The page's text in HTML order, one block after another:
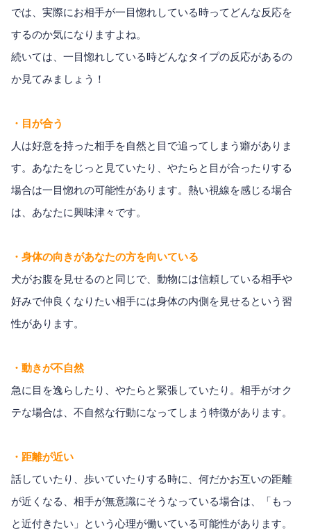
では、実際にお相手が一目惚れしている時ってどんな反応を
するのか気になりますよね。
続いては、一目惚れしている時どんなタイプの反応があるの
か見てみましょう！
・目が合う
人は好意を持った相手を自然と目で追ってしまう癖がありま
す。あなたをじっと見ていたり、やたらと目が合ったりする
場合は一目惚れの可能性があります。熱い視線を感じる場合
は、あなたに興味津々です。
・身体の向きがあなたの方を向いている
犬がお腹を見せるのと同じで、動物には信頼している相手や
好みで仲良くなりたい相手には身体の内側を見せるという習
性があります。
・動きが不自然
急に目を逸らしたり、やたらと緊張していたり。相手がオク
テな場合は、不自然な行動になってしまう特徴があります。
・距離が近い
話していたり、歩いていたりする時に、何だかお互いの距離
が近くなる、相手が無意識にそうなっている場合は、「もっ
と近付きたい」という心理が働いている可能性があります。